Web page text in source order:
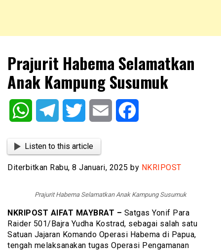
NKRIPOST
Prajurit Habema Selamatkan
Anak Kampung Susumuk
WhatsAppTelegram Twitter Email
Listen to this article
Diterbitkan Rabu, 8 Januari, 2025 by NKRIPOST
Prajurit Habema Selamatkan Anak Kampung Susumuk
NKRIPOST AIFAT MAYBRAT – Satgas Yonif Para
Raider 501/Bajra Yudha Kostrad, sebagai salah satu
Satuan Jajaran Komando Operasi Habema di Papua,
tengah melaksanakan tugas Operasi Pengamanan